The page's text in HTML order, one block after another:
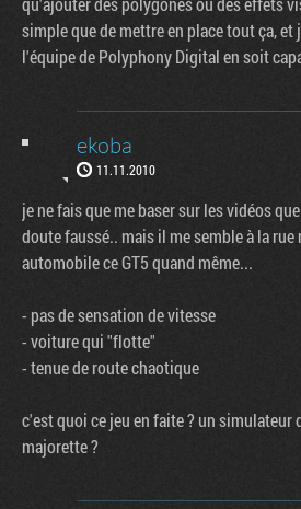
simple que de mettre en place tout ça, et
l'équipe de Polyphony Digital en soit
ekoba
11.11.2010
je ne fais que me baser sur les vidéos
doute faussé.. mais il me semble à la
automobile ce GT5 quand même...
- pas de sensation de vitesse
- voiture qui "flotte"
- tenue de route chaotique
c'est quoi ce jeu en faite ? un
majorette ?